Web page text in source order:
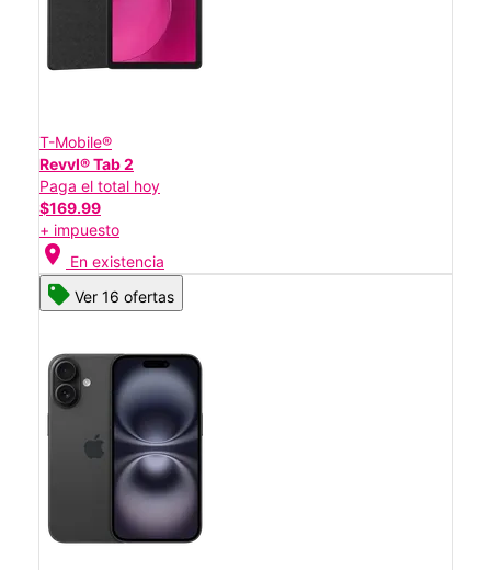
T-Mobile®
Revvl® Tab 2
Paga el total hoy
$169.99
+ impuesto
location_on En existencia
Ver 16 ofertas